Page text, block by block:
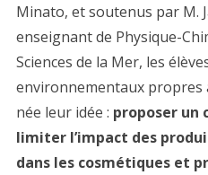
Minato, et soutenus par M.
enseignant de Physique-
Sciences de la Mer, les
environnementaux propres
née leur idée : proposer un
limiter l’impact des
dans les cosmétiques et